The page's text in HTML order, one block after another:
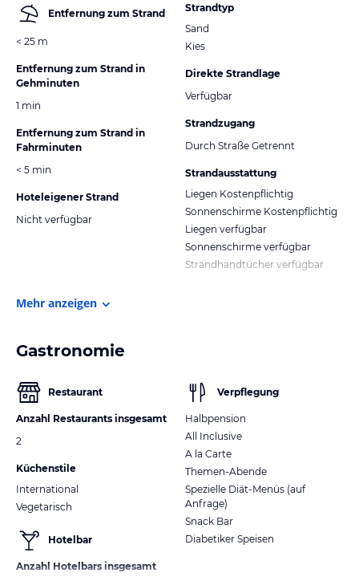
Entfernung zum Strand
< 25 m
Entfernung zum Strand in
Gehminuten
1 min
Entfernung zum Strand in
Fahrminuten
< 5 min
Hoteleigener Strand
Nicht verfügbar
Strandtyp
Sand
Kies
Direkte Strandlage
Verfügbar
Strandzugang
Durch Straße Getrennt
Strandausstattung
Liegen Kostenpflichtig
Sonnenschirme Kostenpflichtig
Liegen verfügbar
Sonnenschirme verfügbar
Strandhandtücher verfügbar
Mehr anzeigen
Gastronomie
Restaurant
Anzahl Restaurants insgesamt
2
Küchenstile
International
Vegetarisch
Hotelbar
Anzahl Hotelbars insgesamt
Verpflegung
Halbpension
All Inclusive
A la Carte
Themen-Abende
Spezielle Diät-Menüs (auf
Anfrage)
Snack Bar
Diabetiker Speisen